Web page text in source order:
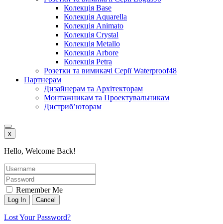
Колекція Base
Колекція Aquarella
Колекція Animato
Колекція Crystal
Колекція Metallo
Колекція Arbore
Колекція Petra
Розетки та вимикачі Серії Waterproof48
Партнерам
Дизайнерам та Архітекторам
Монтажникам та Проектувальникам
Дистриб’юторам
x
Hello, Welcome Back!
Remember Me
Lost Your Password?